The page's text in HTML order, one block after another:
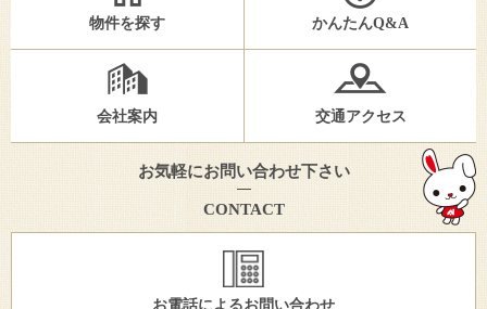
物件を探す かんたんQ&A
会社案内 交通アクセス
お気軽にお問い合わせ下さい
CONTACT
お電話によるお問い合わせ